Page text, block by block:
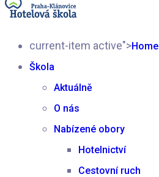
current-item active">Home
Škola
Aktuálně
O nás
Nabízené obory
Hotelnictví
Cestovní ruch